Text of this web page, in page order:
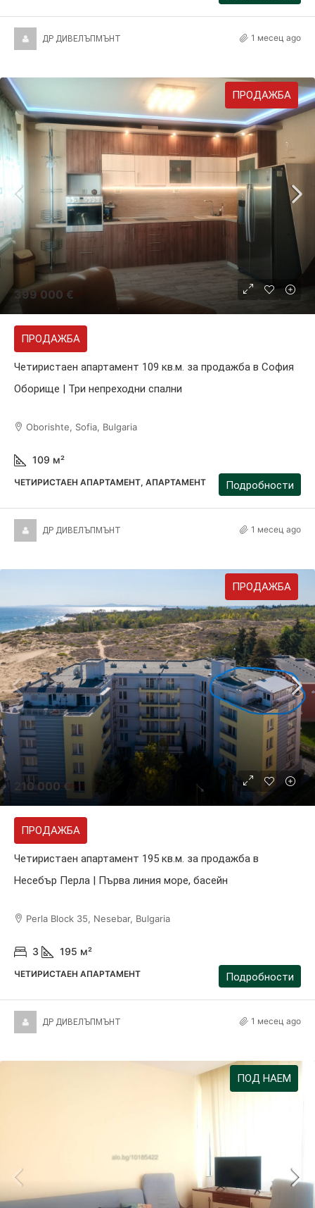
ДР ДИВЕЛЪПМЪНТ 1 месец ago
ПРОДАЖБА
399 000 €
ПРОДАЖБА
Четиристаен апартамент 109 кв.м. за продажба в София
Оборище | Три непреходни спални
Oborishte, Sofia, Bulgaria
109 м²
ЧЕТИРИСТАЕН АПАРТАМЕНТ, АПАРТАМЕНТ Подробности
ДР ДИВЕЛЪПМЪНТ 1 месец ago
ПРОДАЖБА
210 000 €
ПРОДАЖБА
Четиристаен апартамент 195 кв.м. за продажба в
Несебър Перла | Първа линия море, басейн
Perla Block 35, Nesebar, Bulgaria
3 195 м²
ЧЕТИРИСТАЕН АПАРТАМЕНТ Подробности
ДР ДИВЕЛЪПМЪНТ 1 месец ago
ПОД НАЕМ